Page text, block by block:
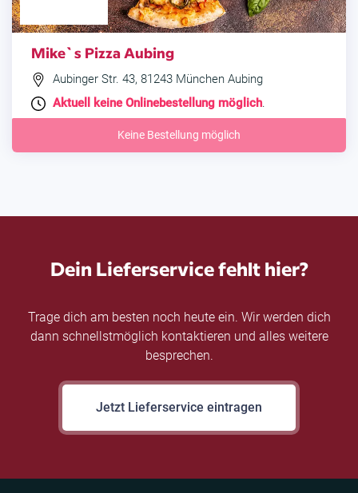
Mike`s Pizza Aubing
Aubinger Str. 43, 81243 München Aubing
Aktuell keine Onlinebestellung möglich.
Keine Bestellung möglich
Dein Lieferservice fehlt hier?
Trage dich am besten noch heute ein. Wir werden dich
dann schnellstmöglich kontaktieren und alles weitere
besprechen.
Jetzt Lieferservice eintragen